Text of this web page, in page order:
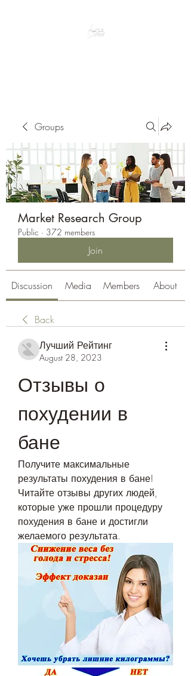
Groups
Market Research Group
Public · 372 members
Join
Discussion Media Members About
Back
Лучший Рейтинг
August 28, 2023
Отзывы о
похудении в
бане
Получите максимальные
результаты похудения в бане!
Читайте отзывы других людей,
которые уже прошли процедуру
похудения в бане и достигли
желаемого результата.